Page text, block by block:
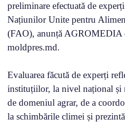
preliminare efectuată de
Națiunilor Unite pentru
(FAO), anunță AGROMEDIA
moldpres.md.
Evaluarea făcută de experți
instituțiilor, la nivel național și
de domeniul agrar, de a
la schimbările climei și